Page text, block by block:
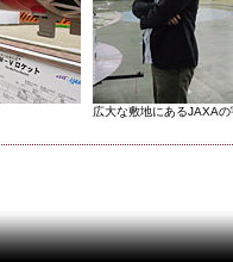
広大な敷地にあるJAXA